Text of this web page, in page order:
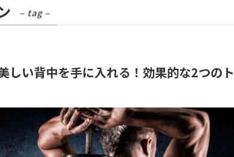
– tag –
しい背中を手に入れる！効果的な2つの